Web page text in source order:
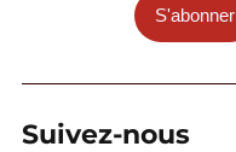
S'abonner
Suivez-nous